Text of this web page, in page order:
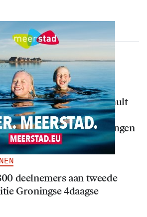
artikelen
creatief centrum Tumult
klaar: opening eind
in hart van Groningen
deelnemers aan tweede
Groningse 4daagse